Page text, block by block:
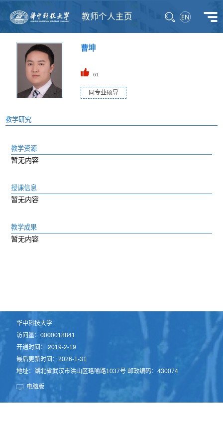
教师个人主页
曹坤
61
同专业硕导
教学研究
教学资源
暂无内容
授课信息
暂无内容
教学成果
暂无内容
华中科技大学
访问量：0000018841
开通时间：2019-2-19
最后更新时间：2026-1-31
地址：湖北省武汉市洪山区珞喻路1037号 邮政编码：430074
电脑版